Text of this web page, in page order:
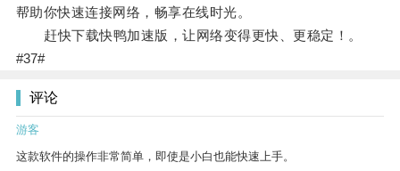
帮助你快速连接网络，畅享在线时光。
赶快下载快鸭加速版，让网络变得更快、更稳定！。
#37#
评论
游客
这款软件的操作非常简单，即使是小白也能快速上手。